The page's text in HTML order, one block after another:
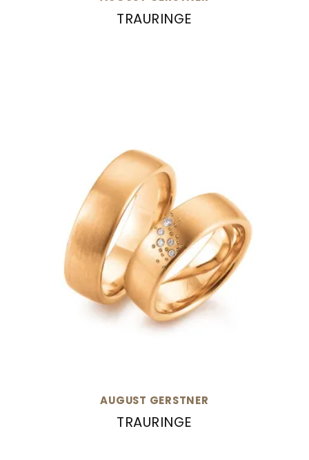
TRAURINGE
AUGUST GERSTNER
TRAURINGE